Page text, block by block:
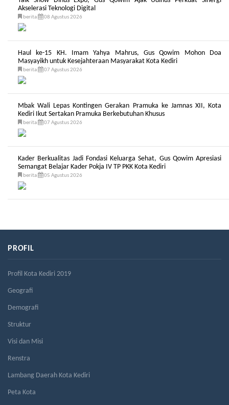
Akselerasi Teknologi Digital
berita 08 Agustus 2026
Haul ke-15 KH. Imam Yahya Mahrus, Gus Qowim Mohon Doa
Masyayikh untuk Kesejahteraan Masyarakat Kota Kediri
berita 07 Agustus 2026
Mbak Wali Lepas Kontingen Gerakan Pramuka ke Jamnas XII, Kota
Kediri Ikut Sertakan Pramuka Berkebutuhan Khusus
berita 07 Agustus 2026
Kader Berkualitas Jadi Fondasi Keluarga Sehat, Gus Qowim Apresiasi
Semangat Belajar Kader Pokja IV TP PKK Kota Kediri
berita 05 Agustus 2026
PROFIL
Profil Kota Kediri 2019
Geografi
Demografi
Struktur
Visi dan Misi
Renstra
Lambang Daerah Kota Kediri
Peta Kota